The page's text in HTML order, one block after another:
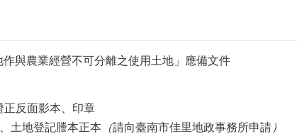
與農業經營不可分離之使用土地」應備文件
正反面影本、印章
土地登記謄本正本 （請向臺南市佳里地政事務所申請 ）